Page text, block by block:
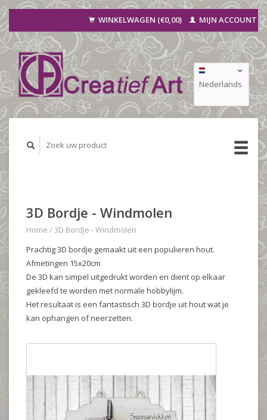
WINKELWAGEN (€0,00) MIJN ACCOUNT
Nederlands
Deutsch
3D Bordje - Windmolen
Home /3D Bordje - Windmolen
Prachtig 3D bordje gemaakt uit een populieren hout.
Afmetingen 15x20cm
De 3D kan simpel uitgedrukt worden en dient op elkaar
gekleefd te worden met normale hobbylijm.
Het resultaat is een fantastisch 3D bordje uit hout wat je
kan ophangen of neerzetten.